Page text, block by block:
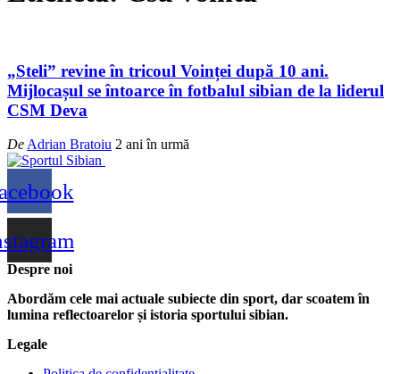
„Steli” revine în tricoul Voinței după 10 ani.
Mijlocașul se întoarce în fotbalul sibian de la liderul
CSM Deva
De Adrian Bratoiu 2 ani în urmă
Despre noi
Abordăm cele mai actuale subiecte din sport, dar scoatem în
lumina reflectoarelor și istoria sportului sibian.
Legale